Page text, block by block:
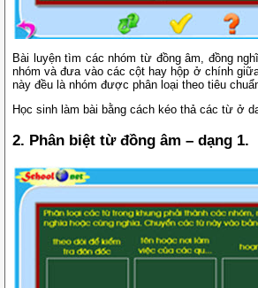
Bài luyện tìm các nhóm từ đồng âm, đồng
nhóm và đưa vào các cột hay hộp ở chính
này đều là nhóm được phân loại theo tiêu
Học sinh làm bài bằng cách kéo thả các từ ở
2. Phân biệt từ đồng âm – dạng 1.